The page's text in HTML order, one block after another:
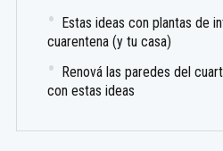
Estas ideas con plantas de
cuarentena (y tu casa)
Renová las paredes del
con estas ideas